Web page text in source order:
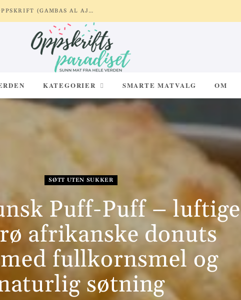
REKER MED HVITLØK OG SITRON – ENKEL OPPSKRIFT (GAMBAS AL AJILLO)
KATEGORIER SMARTE MATVALG OM
SØTT UTEN SUKKER
Puff-Puff – luftige
afrikanske donuts
fullkornsmel og
søtning